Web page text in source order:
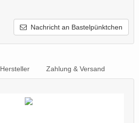
Nachricht an Bastelpünktchen
Hersteller Zahlung & Versand